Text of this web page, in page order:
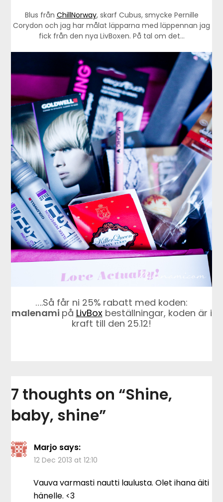
Blus från ChillNorway, skarf Cubus, smycke Pernille
Corydon och jag har målat läpparna med läppennan jag
fick från den nya LivBoxen. På tal om det…
….Så får ni 25% rabatt med koden:
malenami på LivBoxbeställningar, koden är i
kraft till den 25.12!
7 thoughts on “Shine,
baby, shine”
Marjo says:
12 Dec 2013 at 12:10
Vauva varmasti nautti laulusta. Olet ihana äiti
hänelle. <3